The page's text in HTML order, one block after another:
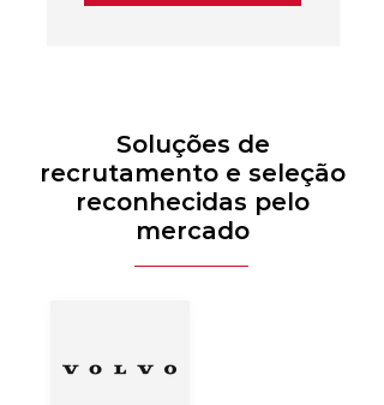
Soluções de
recrutamento e seleção
reconhecidas pelo
mercado